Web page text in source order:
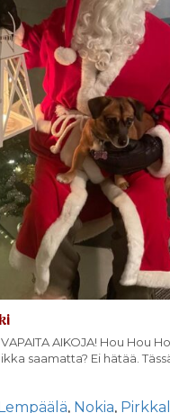
AIKOJA! Hou Hou
saamatta? Ei hätää.
, Nokia,